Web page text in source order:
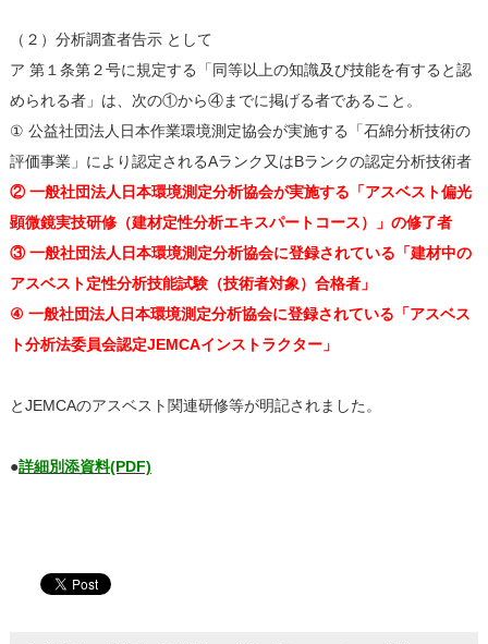
（２）分析調査者告示 として
ア 第１条第２号に規定する「同等以上の知識及び技能を有すると認
められる者」は、次の①から④までに掲げる者であること。
① 公益社団法人日本作業環境測定協会が実施する「石綿分析技術の
評価事業」により認定されるAランク又はBランクの認定分析技術者
② 一般社団法人日本環境測定分析協会が実施する「アスベスト偏光
顕微鏡実技研修（建材定性分析エキスパートコース）」の修了者
③ 一般社団法人日本環境測定分析協会に登録されている「建材中の
アスベスト定性分析技能試験（技術者対象）合格者」
④ 一般社団法人日本環境測定分析協会に登録されている「アスベス
ト分析法委員会認定JEMCAインストラクター」
とJEMCAのアスベスト関連研修等が明記されました。
●詳細別添資料(PDF)